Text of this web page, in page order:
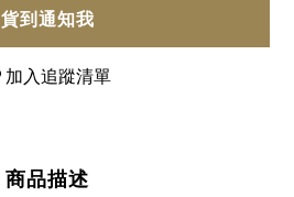
貨到通知我
加入追蹤清單
商品描述